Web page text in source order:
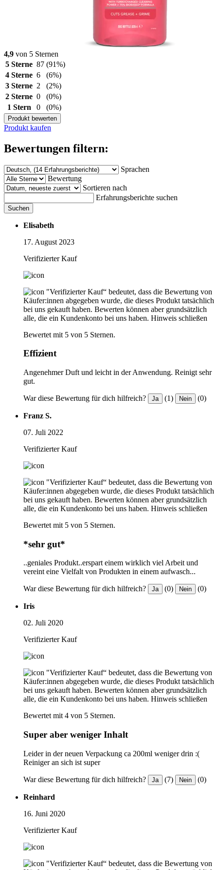
4,9 von 5 Sternen
5 Sterne 87 (91%)
4 Sterne 6
(6%)
3 Sterne 2
(2%)
2 Sterne 0
(0%)
1 Stern
0 (0%)
Produkt bewerten
Produkt kaufen
Bewertungen filtern:
Sprachen
Bewertung
Sortieren nach
Erfahrungsberichte suchen
Suchen
Elisabeth
17. August 2023
Verifizierter Kauf
"Verifizierter Kauf“ bedeutet, dass die Bewertung von
Käufer:innen abgegeben wurde, die dieses Produkt tatsächlich
bei uns gekauft haben. Bewerten können aber grundsätzlich
alle, die ein Kundenkonto bei uns haben. Hinweis schließen
Bewertet mit 5 von 5 Sternen.
Effizient
Angenehmer Duft und leicht in der Anwendung. Reinigt sehr
gut.
War diese Bewertung für dich hilfreich? Ja (1) Nein (0)
Franz S.
07. Juli 2022
Verifizierter Kauf
"Verifizierter Kauf“ bedeutet, dass die Bewertung von
Käufer:innen abgegeben wurde, die dieses Produkt tatsächlich
bei uns gekauft haben. Bewerten können aber grundsätzlich
alle, die ein Kundenkonto bei uns haben. Hinweis schließen
Bewertet mit 5 von 5 Sternen.
*sehr gut*
..geniales Produkt..erspart einem wirklich viel Arbeit und
vereint eine Vielfalt von Produkten in einem aufwasch...
War diese Bewertung für dich hilfreich? Ja (0) Nein (0)
Iris
02. Juli 2020
Verifizierter Kauf
"Verifizierter Kauf“ bedeutet, dass die Bewertung von
Käufer:innen abgegeben wurde, die dieses Produkt tatsächlich
bei uns gekauft haben. Bewerten können aber grundsätzlich
alle, die ein Kundenkonto bei uns haben. Hinweis schließen
Bewertet mit 4 von 5 Sternen.
Super aber weniger Inhalt
Leider in der neuen Verpackung ca 200ml weniger drin :(
Reiniger an sich ist super
War diese Bewertung für dich hilfreich? Ja (7) Nein (0)
Reinhard
16. Juni 2020
Verifizierter Kauf
"Verifizierter Kauf“ bedeutet, dass die Bewertung von